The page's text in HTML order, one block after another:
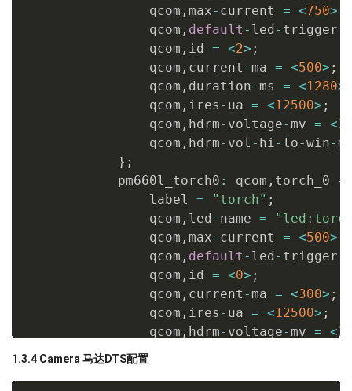
                qcom
, max- current = <750>
                qcom
, default - led- trigger
                qcom
, id = <2> ;
                qcom
, current -ma = <500> ;
                qcom
, duration-ms = <1280>
                qcom
, ires - ua = <12500> ;
                qcom
, hdrm- voltage-mv = <
                qcom
, hdrm- vol - hi- lo-win-
} ;
            pm660l_torch0
: qcom , torch_0 {
                label
= "torch" ;
                qcom
, led- name =
                qcom
, max- current = <500>
                qcom
, default - led- trigger
                qcom
, id = <0> ;
                qcom
, current -ma = <300> ;
                qcom
, ires - ua = <12500> ;
                qcom
, hdrm- voltage-mv = <
                qcom
;
1.3.4 Camera 马达DTS配置